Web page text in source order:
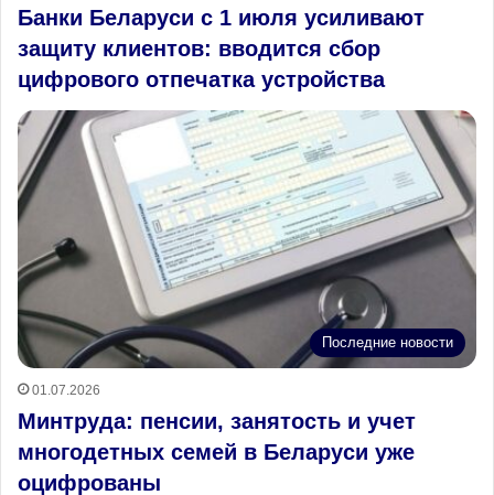
Банки Беларуси с 1 июля усиливают
защиту клиентов: вводится сбор
цифрового отпечатка устройства
Последние новости
01.07.2026
Минтруда: пенсии, занятость и учет
многодетных семей в Беларуси уже
оцифрованы